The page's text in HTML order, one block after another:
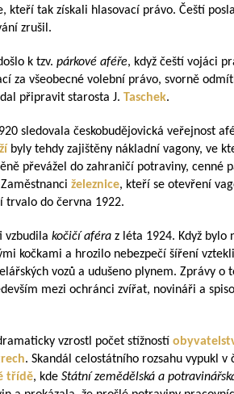
kteří tak získali hlasovací právo. Čeští
zrušil.
k tzv. párkové aféře, když čeští vojáci
za všeobecné volební právo, svorně
dal připravit starosta J. Taschek.
sledovala českobudějovická veřejnost
byly tehdy zajištěny nákladní vagony, ve
převážel do zahraničí potraviny, cenné
železnice, kteří se otevření
trvalo do června 1922.
vzbudila kočičí aféra z léta 1924. Když bylo
kočkami a hrozilo nebezpečí šíření
vozů a udušeno plynem. Zprávy
mezi ochránci zvířat, novináři a
vzrostl počet stížností
. Skandál celostátního rozsahu vypukl
třídě, kde Státní zemědělská a